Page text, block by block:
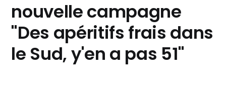
nouvelle campagne
"Des apéritifs frais dans
le Sud, y'en a pas 51"